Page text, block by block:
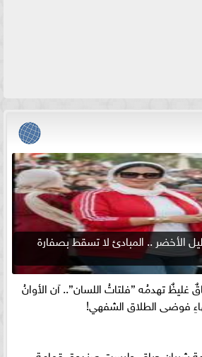
الأخضر .. المبادئ لا تسقط بصفارة
غليظٌ تهدمُه ”فلتاتُ اللسان”.. آن الأوانُ
فوضى الطلاق الشفهي!